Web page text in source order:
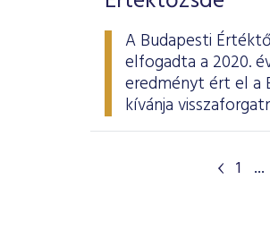
A Budapesti
elfogadta a 2020.
eredményt ért el a
kívánja
1 ...